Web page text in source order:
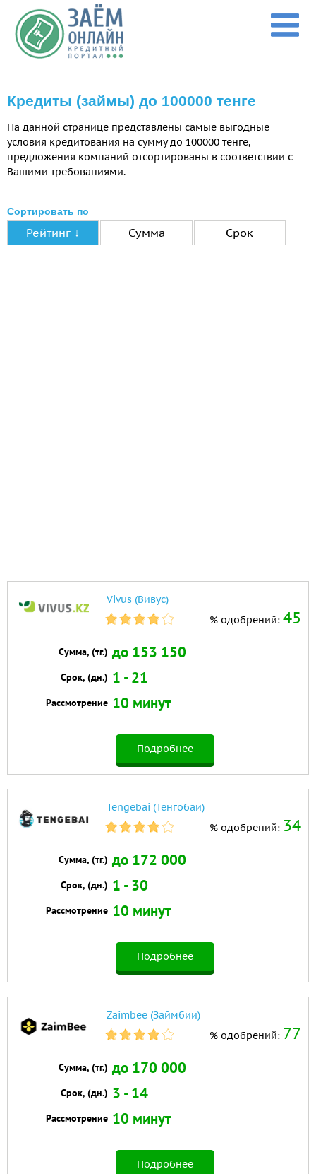
Перейти к основному содержанию
Кредиты (займы) до 100000 тенге
На данной странице представлены самые выгодные
условия кредитования на сумму до 100000 тенге,
предложения компаний отсортированы в соответствии с
Вашими требованиями.
Сортировать по
Рейтинг ↓ Сумма Срок
Vivus (Вивус)
% одобрений: 45
Сумма, (тг.) до 153 150
Срок, (дн.) 1 - 21
Рассмотрение 10 минут
Подробнее
Tengebai (Тенгобаи)
% одобрений: 34
Сумма, (тг.) до 172 000
Срок, (дн.) 1 - 30
Рассмотрение 10 минут
Подробнее
Zaimbee (Займбии)
% одобрений: 77
Сумма, (тг.) до 170 000
Срок, (дн.) 3 - 14
Рассмотрение 10 минут
Подробнее